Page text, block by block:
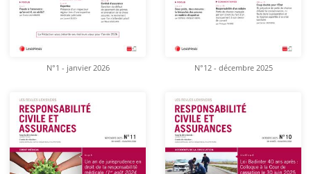
N°1 - janvier 2026 N°12 - décembre 2025